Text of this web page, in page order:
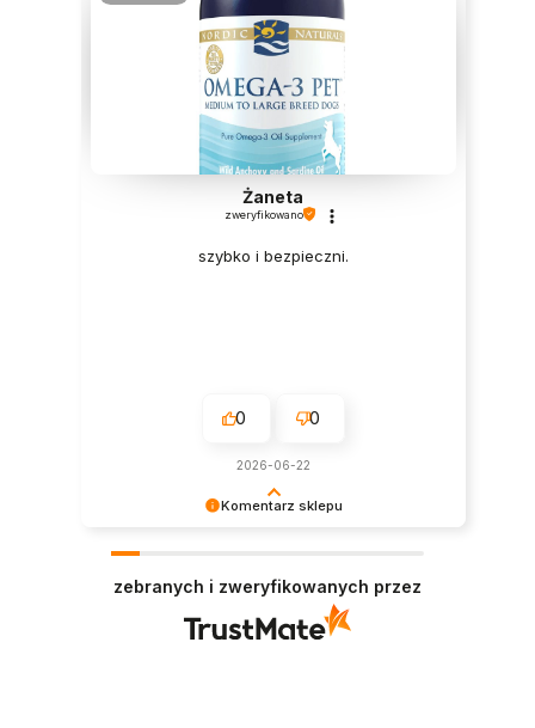
Komentarz sklepu
Doceniamy czas i wysiłek włożony w podzielenie
się z nami Twoimi doświadczeniami. Do
Żaneta
zweryfikowano
szybko i bezpieczni.
0 0
2026-06-22
zebranych i zweryfikowanych przez